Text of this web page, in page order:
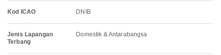
Kod ICAO DNIB
Jenis Lapangan
Terbang
Domestik & Antarabangsa